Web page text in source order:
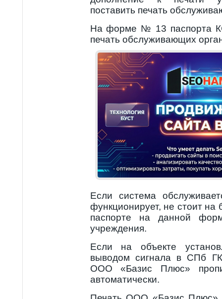
поставить печать
На форме № 13 паспорта
печать обслуживающих
Если система
функционирует, не стоит на
паспорте на данной
учреждения.
Если на объекте
выводом сигнала в СПб
ООО «Базис Плюс»
автоматически.